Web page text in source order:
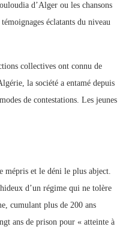
d’Alger ou les chansons
éclatants du niveau
collectives ont connu de
la société a entamé depuis
de contestations. Les jeunes
mépris et le déni le plus abject.
d’un régime qui ne tolère
cumulant plus de 200 ans
ans de prison pour « atteinte à